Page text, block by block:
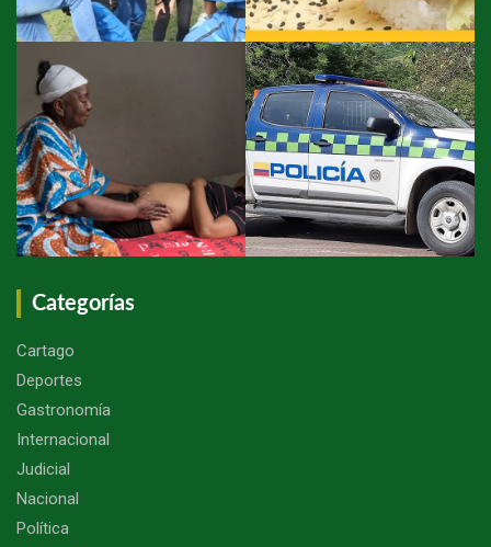
Categorías
Cartago
Deportes
Gastronomía
Internacional
Judicial
Nacional
Política